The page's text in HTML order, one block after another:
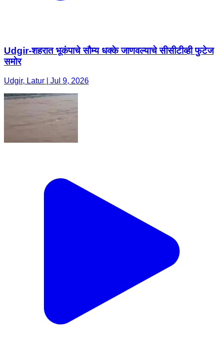
Udgir-शहरात भूकंपाचे सौम्य धक्के जाणवल्याचे सीसीटीव्ही फुटेज
समोर
Udgir, Latur | Jul 9, 2026